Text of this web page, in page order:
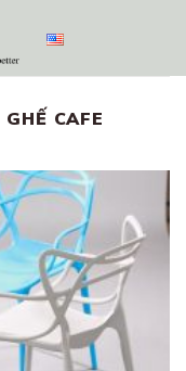
GHẾ CAFE